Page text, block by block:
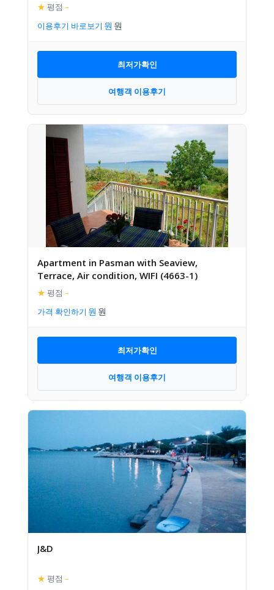
★ 평점 –
이용후기 바로보기
최저가확인
여행객 이용후기
Apartment in Pasman with Seaview,
Terrace, Air condition, WIFI (4663-1)
★ 평점 –
가격 확인하기
최저가확인
여행객 이용후기
J&D
★ 평점 –